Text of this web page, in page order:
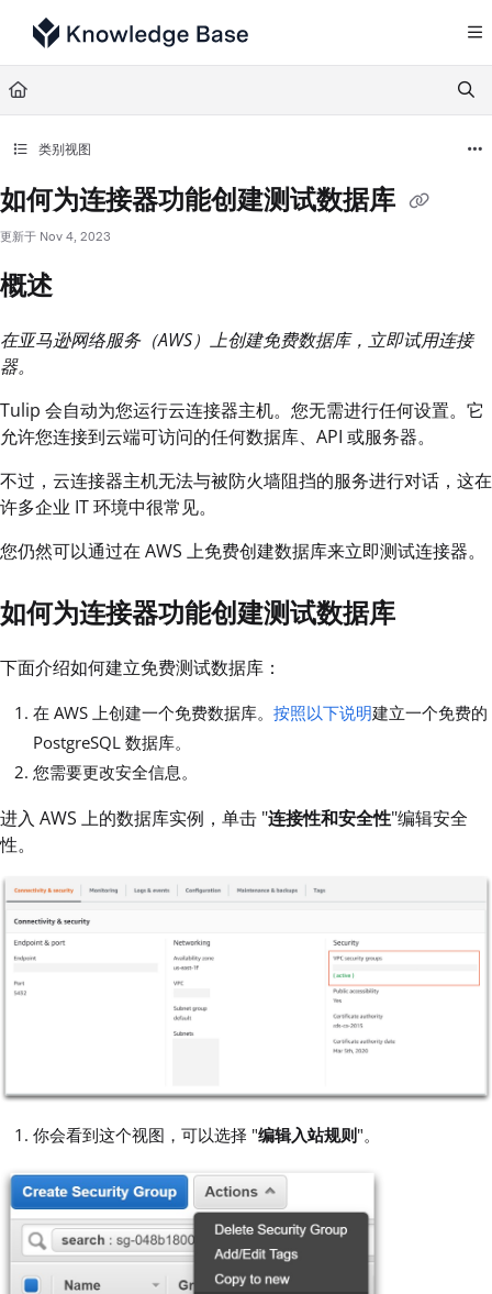
Documentation Index
Fetch the complete documentation index at:
Use this file to discover all available pages before exploring further.
类别视图
如何为连接器功能创建测试数据库
更新于 Nov 4, 2023
概述
在亚马逊网络服务（AWS）上创建免费数据库，立即试用连接
器。
Tulip 会自动为您运行云连接器主机。您无需进行任何设置。它
允许您连接到云端可访问的任何数据库、API 或服务器。
不过，云连接器主机无法与被防火墙阻挡的服务进行对话，这在
许多企业 IT 环境中很常见。
您仍然可以通过在 AWS 上免费创建数据库来立即测试连接器。
如何为连接器功能创建测试数据库
下面介绍如何建立免费测试数据库：
在 AWS 上创建一个免费数据库。 按照以下说明建立一个免费的
PostgreSQL 数据库。
您需要更改安全信息。
进入 AWS 上的数据库实例，单击 "连接性和安全性"编辑安全
性。
你会看到这个视图，可以选择 "编辑入站规则"。